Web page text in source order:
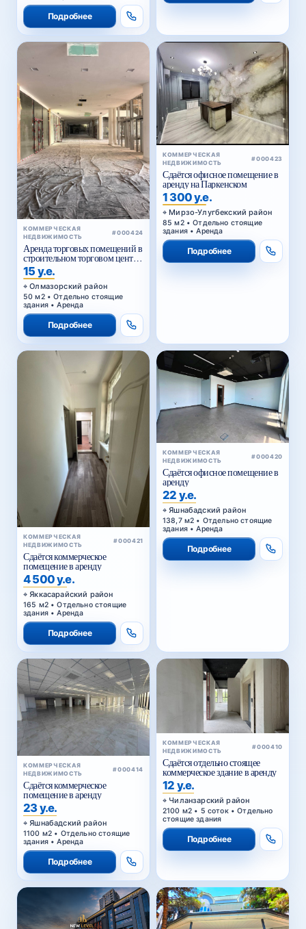
Подробнее
КОММЕРЧЕСКАЯ
НЕДВИЖИМОСТЬ
#000424
Аренда торговых помещений в
строительном торговом центре
у Жомий базара в Ташкенте
15 у.е.
Олмазорский район
50 м2 • Отдельно стоящие
здания • Аренда
Подробнее
КОММЕРЧЕСКАЯ
НЕДВИЖИМОСТЬ
#000423
Сдаётся офисное помещение в
аренду на Паркенском
1 300 у.е.
Мирзо-Улугбекский район
85 м2 • Отдельно стоящие
здания • Аренда
Подробнее
КОММЕРЧЕСКАЯ
НЕДВИЖИМОСТЬ
#000421
Сдаётся коммерческое
помещение в аренду
4 500 у.е.
Яккасарайский район
165 м2 • Отдельно стоящие
здания • Аренда
Подробнее
КОММЕРЧЕСКАЯ
НЕДВИЖИМОСТЬ
#000420
Сдаётся офисное помещение в
аренду
22 у.е.
Яшнабадский район
138,7 м2 • Отдельно стоящие
здания • Аренда
Подробнее
КОММЕРЧЕСКАЯ
НЕДВИЖИМОСТЬ
#000414
Сдаётся коммерческое
помещение в аренду
23 у.е.
Яшнабадский район
1100 м2 • Отдельно стоящие
здания • Аренда
Подробнее
КОММЕРЧЕСКАЯ
НЕДВИЖИМОСТЬ
#000410
Сдаётся отдельно стоящее
коммерческое здание в аренду
12 у.е.
Чиланзарский район
2100 м2 • 5 соток • Отдельно
стоящие здания
Подробнее